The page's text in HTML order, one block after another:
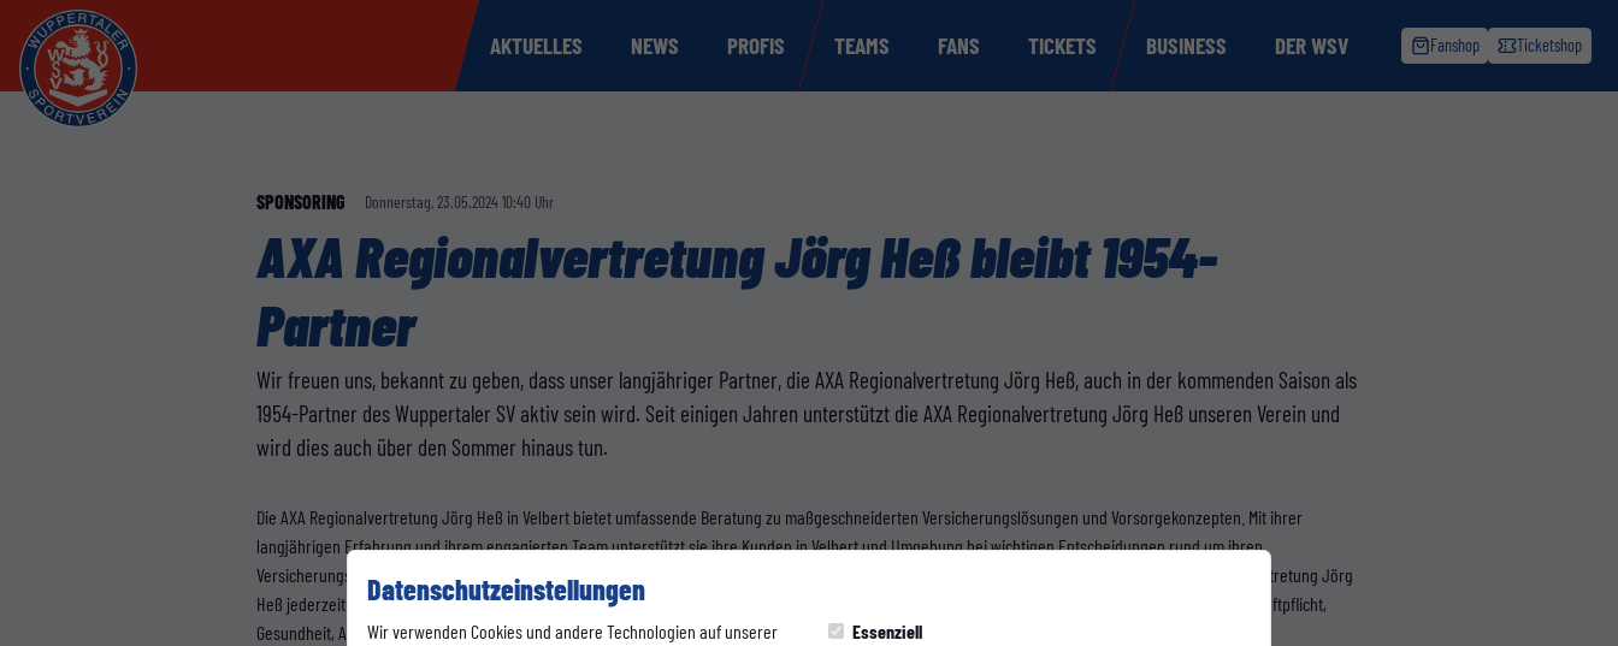
Datenschutzeinstellungen
Wir verwenden Cookies und andere Technologien auf unserer
Essenziell
AKTUELLES NEWS PROFIS TEAMS FANS TICKETS BUSINESS DER WSV Fanshop Ticketshop
SPONSORING Donnerstag, 23.05.2024 10:40 Uhr
AXA Regionalvertretung Jörg Heß bleibt 1954-
Partner
Wir freuen uns, bekannt zu geben, dass unser langjähriger Partner, die AXA Regionalvertretung Jörg Heß, auch in der kommenden Saison als
1954-Partner des Wuppertaler SV aktiv sein wird. Seit einigen Jahren unterstützt die AXA Regionalvertretung Jörg Heß unseren Verein und
wird dies auch über den Sommer hinaus tun.
Die AXA Regionalvertretung Jörg Heß in Velbert bietet umfassende Beratung zu maßgeschneiderten Versicherungslösungen und Vorsorgekonzepten. Mit ihrer
langjährigen Erfahrung und ihrem engagierten Team unterstützt sie ihre Kunden in Velbert und Umgebung bei wichtigen Entscheidungen rund um ihren
Versicherungsschutz. Als zuverlässiger Partner der AXA können sich Kunden rundum versorgt und sicher fühlen. Im Bedarfsfall steht die AXA Regionalvertretung Jörg
Heß jederzeit telefonisch, per Mail oder in ihrem Büro in Velbert zur Verfügung. Ihre Expertise umfasst die Bereiche Haus & Wohnen, Fahrzeuge, Privat-Haftpflicht,
Gesundheit, Altersvorsorge und Rechtsschutz.